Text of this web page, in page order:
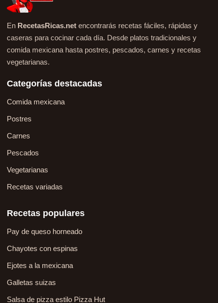
En RecetasRicas.net encontrarás recetas fáciles, rápidas y
caseras para cocinar cada día. Desde platos tradicionales y
comida mexicana hasta postres, pescados, carnes y recetas
vegetarianas.
Categorías destacadas
Comida mexicana
Postres
Carnes
Pescados
Vegetarianas
Recetas variadas
Recetas populares
Pay de queso horneado
Chayotes con espinas
Ejotes a la mexicana
Galletas suizas
Salsa de pizza estilo Pizza Hut